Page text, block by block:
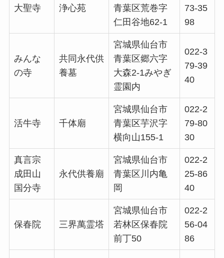
大聖寺 浄心苑
青葉区荒巻字
仁田谷地62-1
73-35
98
みんな
の寺
共同永代供
養墓
宮城県仙台市
青葉区郷六字
大森2-1みやぎ
霊園内
022-3
79-39
40
活牛寺 千体廟
宮城県仙台市
青葉区芋沢字
横向山155-1
022-2
79-80
30
真言宗
成田山
国分寺
永代供養廟
宮城県仙台市
青葉区川内亀
岡
022-2
25-86
40
保春院 三界萬霊塔
宮城県仙台市
若林区保春院
前丁50
022-2
56-04
86